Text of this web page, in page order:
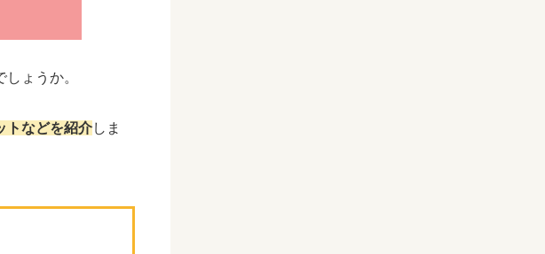
ょうか。
トなどを紹介しま